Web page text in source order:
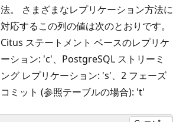
法。 さまざまなレプリケーション方法に
対応するこの列の値は次のとおりです。
Citus ステートメント ベースのレプリケ
ーション: 'c'、PostgreSQL ストリーミ
ング レプリケーション: 's'、2 フェーズ
コミット (参照テーブルの場合): 't'